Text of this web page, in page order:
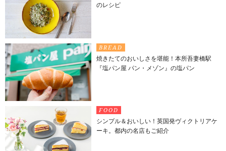
のレシピ
BREAD
焼きたてのおいしさを堪能！本所吾妻橋駅
『塩パン屋 パン・メゾン』の塩パン
FOOD
シンプル＆おいしい！英国発ヴィクトリアケ
ーキ。都内の名店もご紹介